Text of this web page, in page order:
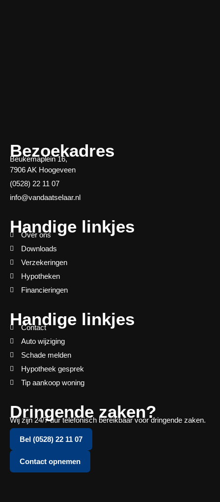
Bezoekadres
Beukemaplein 16,
7906 AK Hoogeveen
(0528) 22 11 07
info@vandaatselaar.nl
Handige linkjes
Over ons
Downloads
Verzekeringen
Hypotheken
Financieringen
Handige linkjes
Contact
Auto wijziging
Schade melden
Hypotheek gesprek
Tip aankoop woning
Dringende zaken?
Wij zijn 24/7 uur telefonisch bereikbaar voor dringende zaken.
Bel (0528) 22 11 07
Contact opnemen